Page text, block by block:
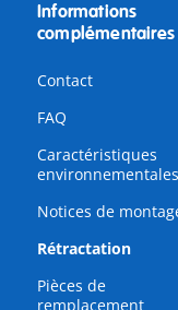
Informations
complémentaires
Contact
FAQ
Caractéristiques
environnementales
Notices de
Rétractation
Pièces de
remplacement